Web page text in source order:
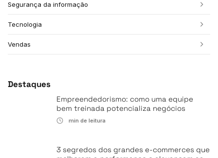
Segurança da informação
Tecnologia
Vendas
Destaques
Empreendedorismo: como uma equipe
bem treinada potencializa negócios
min de leitura
3 segredos dos grandes e-commerces que